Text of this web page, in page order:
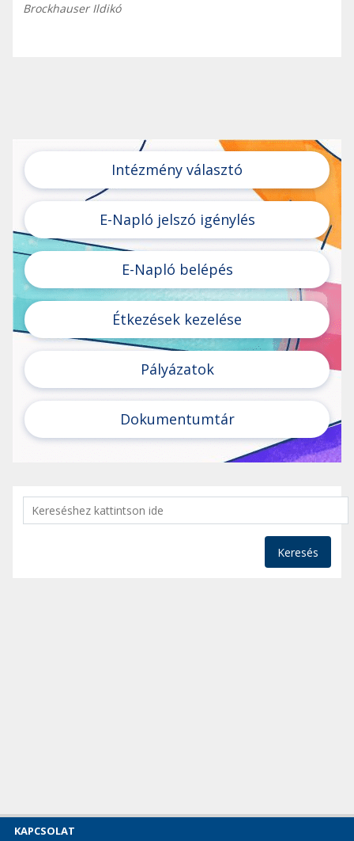
Brockhauser Ildikó
Intézmény választó
E-Napló jelszó igénylés
E-Napló belépés
Étkezések kezelése
Pályázatok
Dokumentumtár
Keresés
KAPCSOLAT